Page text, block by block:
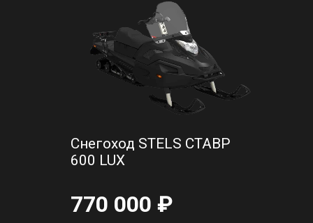
Снегоход STELS СТАВР
600 LUX
770 000 ₽